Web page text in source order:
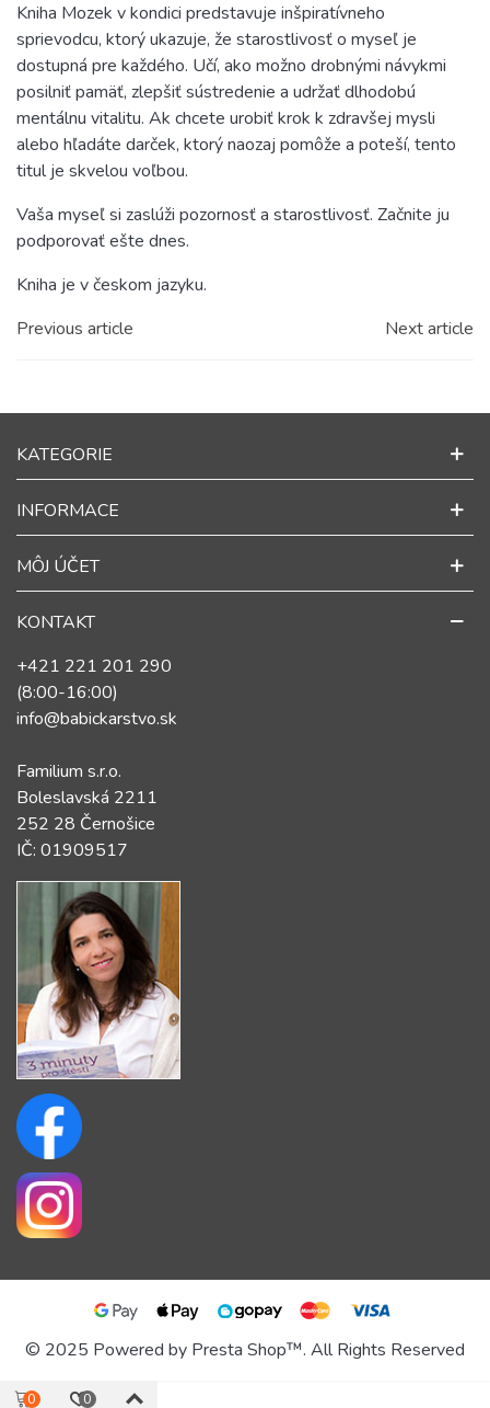
Kniha Mozek v kondici predstavuje inšpiratívneho
sprievodcu, ktorý ukazuje, že starostlivosť o myseľ je
dostupná pre každého. Učí, ako možno drobnými návykmi
posilniť pamäť, zlepšiť sústredenie a udržať dlhodobú
mentálnu vitalitu. Ak chcete urobiť krok k zdravšej mysli
alebo hľadáte darček, ktorý naozaj pomôže a poteší, tento
titul je skvelou voľbou.
Vaša myseľ si zaslúži pozornosť a starostlivosť. Začnite ju
podporovať ešte dnes.
Kniha je v českom jazyku.
Previous article
Next article
KATEGORIE
INFORMACE
MÔJ ÚČET
KONTAKT
+421 221 201 290
(8:00-16:00)
info@babickarstvo.sk
Familium s.r.o.
Boleslavská 2211
252 28 Černošice
IČ: 01909517
© 2025 Powered by Presta Shop™. All Rights Reserved
0 0